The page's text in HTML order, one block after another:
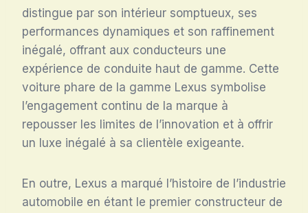
distingue par son intérieur somptueux, ses
performances dynamiques et son raffinement
inégalé, offrant aux conducteurs une
expérience de conduite haut de gamme. Cette
voiture phare de la gamme Lexus symbolise
l’engagement continu de la marque à
repousser les limites de l’innovation et à offrir
un luxe inégalé à sa clientèle exigeante.
En outre, Lexus a marqué l’histoire de l’industrie
automobile en étant le premier constructeur de